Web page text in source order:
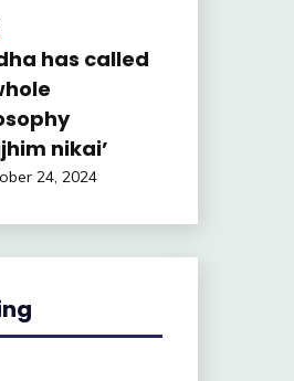
has called
nikai’
24, 2024